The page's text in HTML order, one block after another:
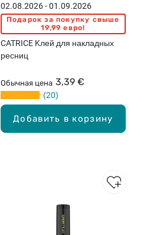
Добавить в корзину
02.08.2026 - 01.09.2026
Подарок за покупку свыше
19,99 евро!
CATRICE Kлей для накладных
ресниц
Обычная цена 3,39 €
20